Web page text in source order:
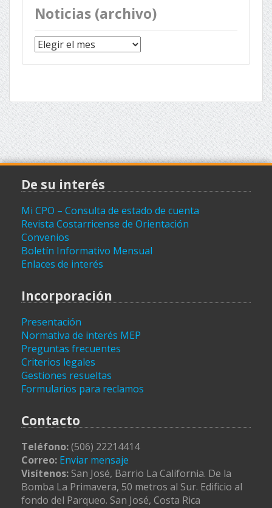
Noticias (archivo)
Noticias
(archivo)
De su interés
Mi CPO – Consulta de estado de cuenta
Revista Costarricense de Orientación
Convenios
Boletín Informativo Mensual
Enlaces de interés
Incorporación
Presentación
Normativa de interés MEP
Preguntas frecuentes
Criterios legales
Gestiones resueltas
Formularios para reclamos
Contacto
Teléfono:(506) 22214414
Correo: Enviar mensaje
Visítenos: San José, Barrio La California. De la
Bomba La Primavera, 50 metros al Sur. Edificio al
fondo del Parqueo. San José, Costa Rica